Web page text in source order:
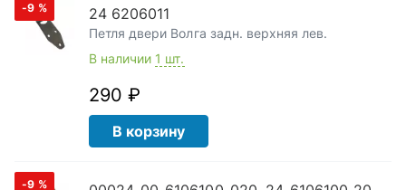
-9 % 24 6206011
Петля двери Волга задн. верхняя лев.
В наличии 1 шт.
290 ₽
В корзину
-9 %